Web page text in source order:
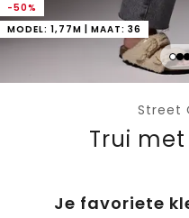
-50%
MODEL: 1,77M | MAAT: 36
Street
Trui
Je favoriete